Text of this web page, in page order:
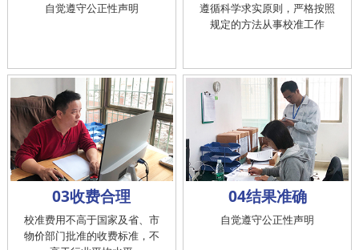
自觉遵守公正性声明
遵循科学求实原则，严格按照
规定的方法从事校准工作
03收费合理
校准费用不高于国家及省、市
物价部门批准的收费标准，不
04结果准确
自觉遵守公正性声明